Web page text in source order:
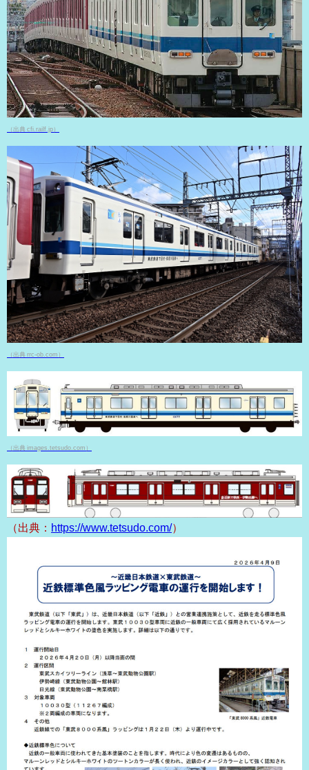
（出典 cfi.railf.jp）
（出典 rrc-ob.com）
（出典 images.tetsudo.com）
（出典： https://www.tetsudo.com/）